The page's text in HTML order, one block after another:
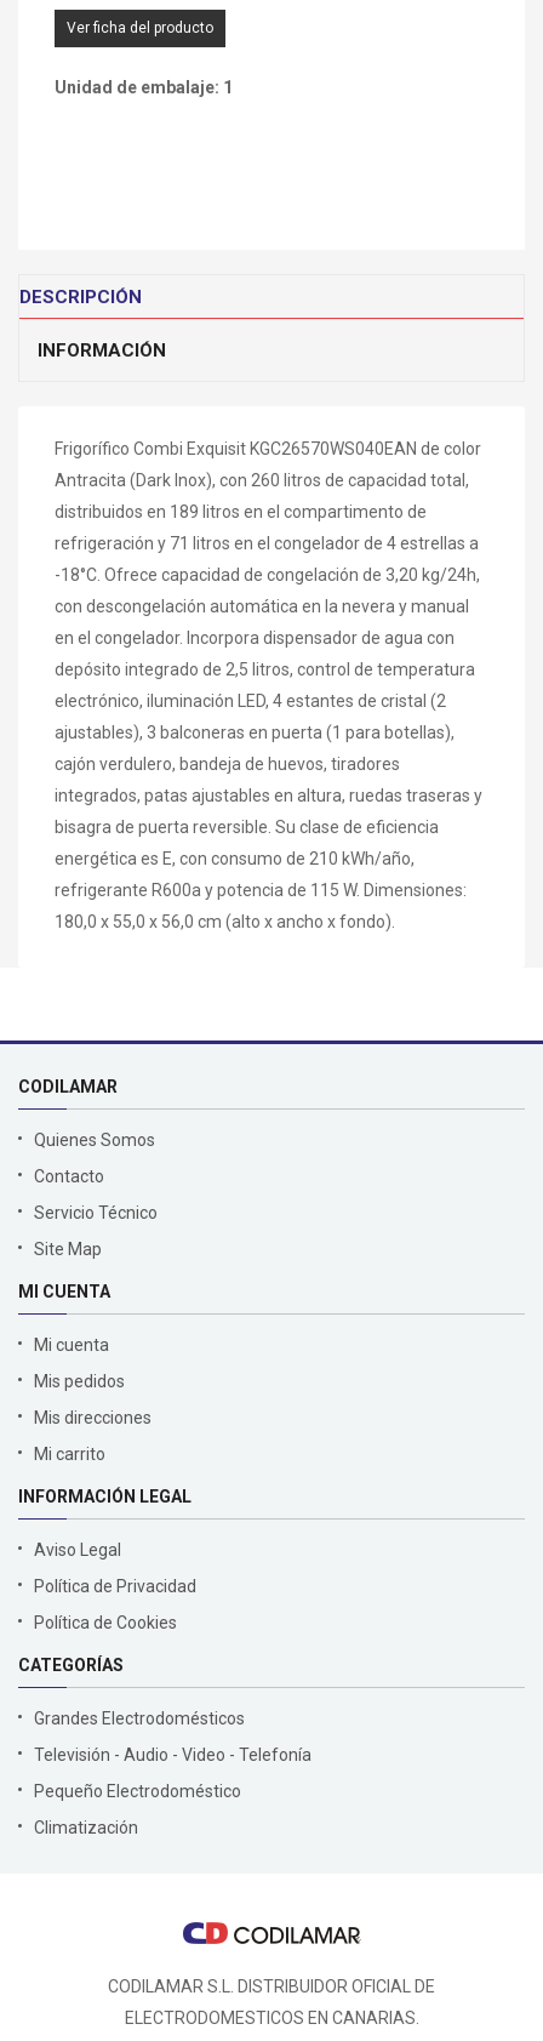
Ver ficha del producto
Unidad de embalaje: 1
DESCRIPCIÓN
INFORMACIÓN
Frigorífico Combi Exquisit KGC26570WS040EAN de color
Antracita (Dark Inox), con 260 litros de capacidad total,
distribuidos en 189 litros en el compartimento de
refrigeración y 71 litros en el congelador de 4 estrellas a
-18°C. Ofrece capacidad de congelación de 3,20 kg/24h,
con descongelación automática en la nevera y manual
en el congelador. Incorpora dispensador de agua con
depósito integrado de 2,5 litros, control de temperatura
electrónico, iluminación LED, 4 estantes de cristal (2
ajustables), 3 balconeras en puerta (1 para botellas),
cajón verdulero, bandeja de huevos, tiradores
integrados, patas ajustables en altura, ruedas traseras y
bisagra de puerta reversible. Su clase de eficiencia
energética es E, con consumo de 210 kWh/año,
refrigerante R600a y potencia de 115 W. Dimensiones:
180,0 x 55,0 x 56,0 cm (alto x ancho x fondo).
CODILAMAR
Quienes Somos
Contacto
Servicio Técnico
Site Map
MI CUENTA
Mi cuenta
Mis pedidos
Mis direcciones
Mi carrito
INFORMACIÓN LEGAL
Aviso Legal
Política de Privacidad
Política de Cookies
CATEGORÍAS
Grandes Electrodomésticos
Televisión - Audio - Video - Telefonía
Pequeño Electrodoméstico
Climatización
CODILAMAR S.L. DISTRIBUIDOR OFICIAL DE
ELECTRODOMESTICOS EN CANARIAS.